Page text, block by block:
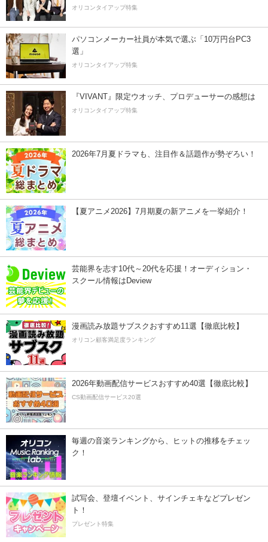
オリコンタイアップ特集
パソコンメーカー社員が本気で選ぶ「10万円台PC3
選」
オリコンタイアップ特集
『VIVANT』限定ウオッチ、プロデューサーの感想は
オリコンタイアップ特集
2026年7月夏ドラマも、注目作＆話題作が勢ぞろい！
【夏アニメ2026】7月期夏の新アニメを一挙紹介！
芸能界を志す10代～20代を応援！オーディション・
スクール情報はDeview
漫画読み放題サブスクおすすめ11選【徹底比較】
オリコン顧客満足度ランキング
2026年動画配信サービスおすすめ40選【徹底比較】
CS動画配信サービス20選
毎週の音楽ランキングから、ヒットの推移をチェッ
ク！
試写会、登壇イベント、サインチェキなどプレゼン
ト！
プレゼント特集